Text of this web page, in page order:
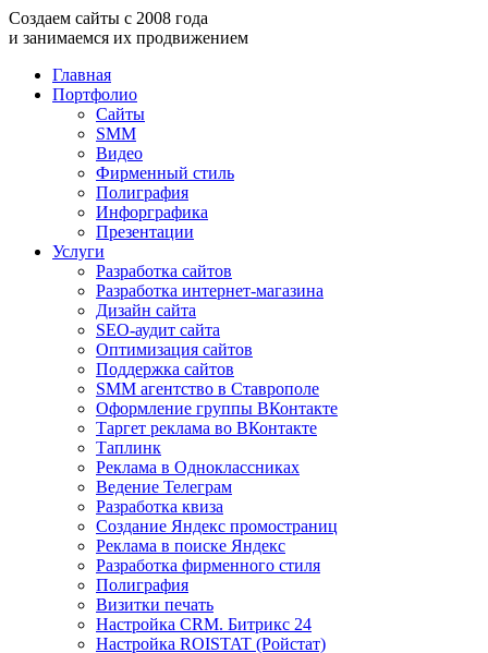
Создаем сайты с 2008 года
и занимаемся их продвижением
Главная
Портфолио
Сайты
SMM
Видео
Фирменный стиль
Полиграфия
Инфорграфика
Презентации
Услуги
Разработка сайтов
Разработка интернет-магазина
Дизайн сайта
SEO-аудит сайта
Оптимизация сайтов
Поддержка сайтов
SMM агентство в Ставрополе
Оформление группы ВКонтакте
Таргет реклама во ВКонтакте
Таплинк
Реклама в Одноклассниках
Ведение Телеграм
Разработка квиза
Создание Яндекс промостраниц
Реклама в поиске Яндекс
Разработка фирменного стиля
Полиграфия
Визитки печать
Настройка CRM. Битрикс 24
Настройка ROISTAT (Ройстат)